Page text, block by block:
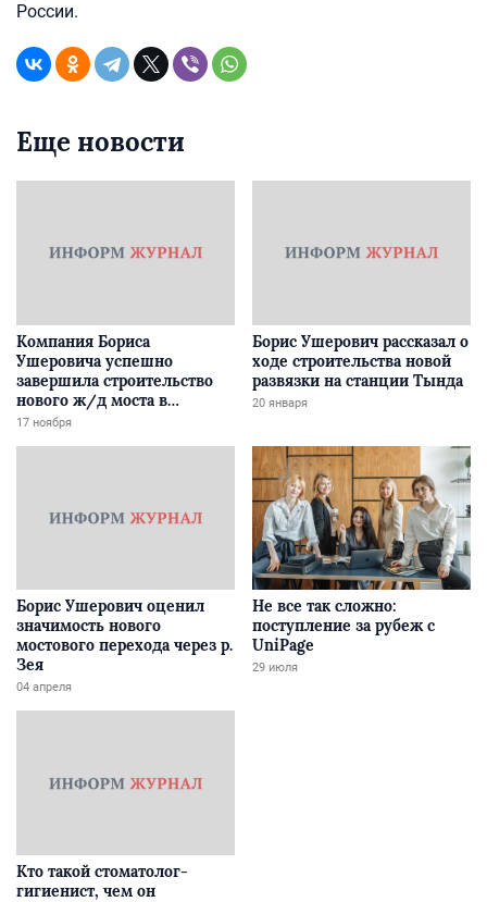
России.
Еще новости
Компания Бориса
Ушеровича успешно
завершила строительство
нового ж/д моста в
Забайкалье
17 ноября
Борис Ушерович рассказал о
ходе строительства новой
развязки на станции Тында
20 января
Борис Ушерович оценил
значимость нового
мостового перехода через р.
Зея
04 апреля
Не все так сложно:
поступление за рубеж с
UniPage
29 июля
Кто такой стоматолог-
гигиенист, чем он